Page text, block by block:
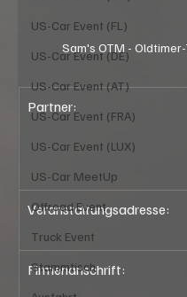
US-Car Event (FL)
US-Car Event (DE)
US-Car Event (AT)
US-Car Event (FRA)
US-Car Event (LUX)
US-Car MeetUp
Offroad Event
Truck Event
Stammtisch
Sam's OTM -
Partner:
Veranstaltungsadresse:
Firmenanschrift: